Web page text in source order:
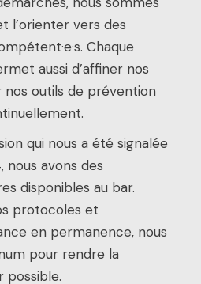
l’orienter vers des
Chaque
aussi d’affiner nos
nos outils de prévention
qui nous a été signalée
avons des
disponibles au bar.
protocoles et
en permanence, nous
pour rendre la
possible.